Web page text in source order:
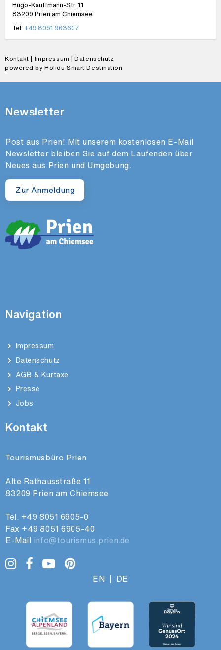
Hugo-Kauffmann-Str. 11
83209 Prien am Chiemsee
Tel. +49 8051 963607
Kontakt | Impressum |Datenschutz
powered by Holidu Smart Destination
Newsletter
Post aus Prien! Mit unserem kostenlosen E-Mail
Newsletter bleiben Sie auf dem Laufenden über
Neues aus Prien und Umgebung.
Zur Anmeldung
Navigation
Impressum
Datenschutz
AGB & Kurtaxe
Presse
Jobs
Kontakt
Tourismusbüro Prien
Alte Rathausstraße 11
83209 Prien am Chiemsee
Tel. +49 8051 6905-0
Fax +49 8051 6905-40
E-Mail info@tourismus.prien.de
EN | DE